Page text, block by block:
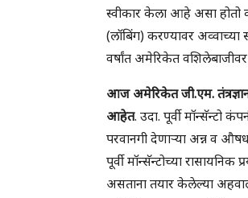
स्वीकार केला आहे असा होतो
(लॉबिंग) करण्यावर अव्वाच्या
वर्षांत अमेरिकेत
आज अमेरिकेत जी.एम.
आहेत. उदा. पूर्वी मॉन्सॅन्टो
परवानगी देणाऱ्या अन्न व
पूर्वी मॉन्सॅन्टोच्या
असताना तयार केलेल्या